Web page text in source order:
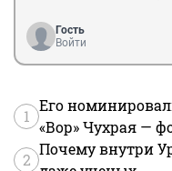
Гость
Войти
1
Его
«Вор» Чухрая —
2
Почему внутри